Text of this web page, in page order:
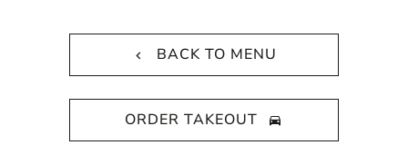
BACK TO MENU
ORDER TAKEOUT